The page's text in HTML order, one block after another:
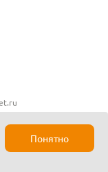
Понятно